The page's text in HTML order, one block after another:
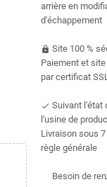
arrière en
d'échappement
https Site 100 %
Paiement et
par certificat
done Suivant l'état
l'usine de
Livraison sous
règle générale
Besoin de